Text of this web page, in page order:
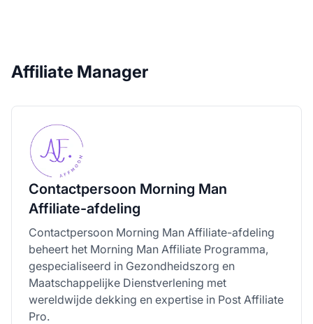
Affiliate Manager
Contactpersoon Morning Man
Affiliate-afdeling
Contactpersoon Morning Man Affiliate-afdeling
beheert het Morning Man Affiliate Programma,
gespecialiseerd in Gezondheidszorg en
Maatschappelijke Dienstverlening met
wereldwijde dekking en expertise in Post Affiliate
Pro.